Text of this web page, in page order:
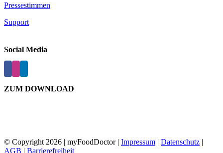
Pressestimmen
Support
Social Media
ZUM DOWNLOAD
© Copyright 2026 | myFoodDoctor | Impressum | Datenschutz |
AGB | Barrierefreiheit